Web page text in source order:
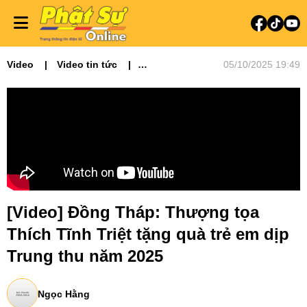
Video
Video tin tức
05/10/2025 19:49
[Video] Đồng Tháp: Thượng tọa
Thích Tĩnh Triệt tặng quà trẻ em dịp
Trung thu năm 2025
Ngọc Hằng